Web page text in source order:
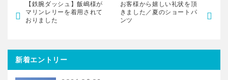
【鉄腕ダッシュ】飯嶋様が
マリンレリーを着用されて
おりました
お客様から嬉しい礼状を頂
きました／夏のショートパ
ンツ
新着エントリー